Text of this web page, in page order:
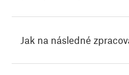
Jak na následné